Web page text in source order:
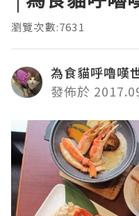
瀏覽次數:7631
為食貓呼嚕嘆
發佈於